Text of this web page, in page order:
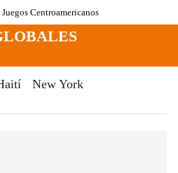
Juegos Centroamericanos
New York